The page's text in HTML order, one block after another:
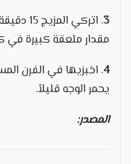
3
.
مقدار ملعقة كبيرة في
4
يحمر الوجه قليلاً.
المصدر: